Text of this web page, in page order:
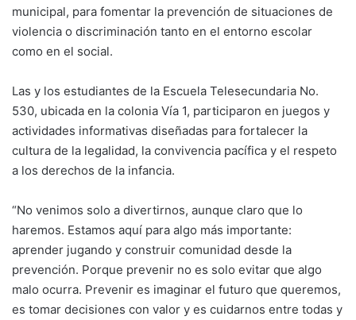
municipal, para fomentar la prevención de situaciones de
violencia o discriminación tanto en el entorno escolar
como en el social.
Las y los estudiantes de la Escuela Telesecundaria No.
530, ubicada en la colonia Vía 1, participaron en juegos y
actividades informativas diseñadas para fortalecer la
cultura de la legalidad, la convivencia pacífica y el respeto
a los derechos de la infancia.
“No venimos solo a divertirnos, aunque claro que lo
haremos. Estamos aquí para algo más importante:
aprender jugando y construir comunidad desde la
prevención. Porque prevenir no es solo evitar que algo
malo ocurra. Prevenir es imaginar el futuro que queremos,
es tomar decisiones con valor y es cuidarnos entre todas y